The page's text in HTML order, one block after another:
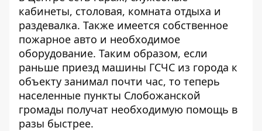
кабинеты, столовая, комната отдыха и
раздевалка. Также имеется собственное
пожарное авто и необходимое
оборудование. Таким образом, если
раньше приезд машины ГСЧС из города к
объекту занимал почти час, то теперь
населенные пункты Слобожанской
громады получат необходимую помощь в
разы быстрее.